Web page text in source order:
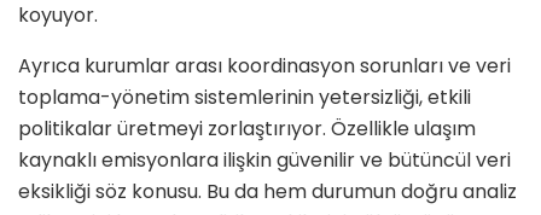
koyuyor.
Ayrıca kurumlar arası koordinasyon sorunları ve veri
toplama-yönetim sistemlerinin yetersizliği, etkili
politikalar üretmeyi zorlaştırıyor. Özellikle ulaşım
kaynaklı emisyonlara ilişkin güvenilir ve bütüncül veri
eksikliği söz konusu. Bu da hem durumun doğru analiz